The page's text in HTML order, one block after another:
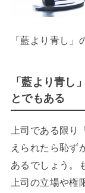
「藍より青し」
「藍より青し
とでもある
上司である限
えられたら恥ず
あるでしょう。
上司の立場や